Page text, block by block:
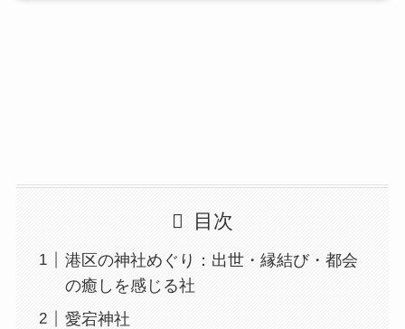
目次
港区の神社めぐり：出世・縁結び・都会
の癒しを感じる社
愛宕神社